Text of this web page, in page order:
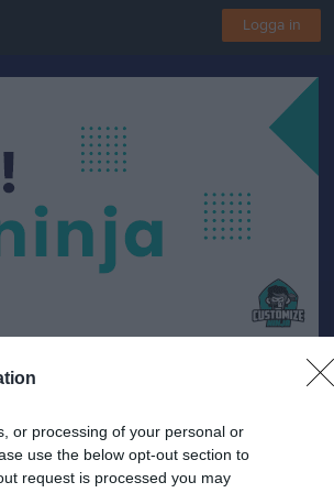
or processing of your personal or
use the below opt-out section to
request is processed you may
Logga in